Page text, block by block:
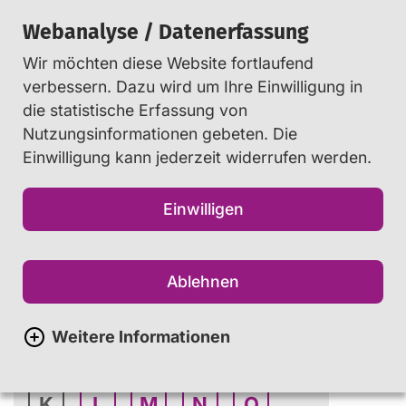
Webanalyse / Datenerfassung
Wir möchten diese Website fortlaufend
verbessern. Dazu wird um Ihre Einwilligung in
die statistische Erfassung von
Nutzungsinformationen gebeten. Die
Einwilligung kann jederzeit widerrufen werden.
Einwilligen
Ablehnen
Weitere Informationen
Startseite Info ... Glossar
Glossar
A B C D E